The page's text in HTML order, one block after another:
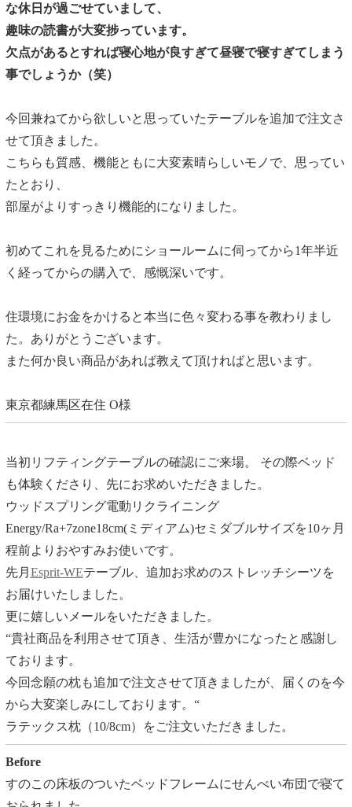
な休日が過ごせていまして、
趣味の読書が大変捗っています。
欠点があるとすれば寝心地が良すぎて昼寝で寝すぎてしまう
事でしょうか（笑）
今回兼ねてから欲しいと思っていたテーブルを追加で注文さ
せて頂きました。
こちらも質感、機能ともに大変素晴らしいモノで、思ってい
たとおり、
部屋がよりすっきり機能的になりました。
初めてこれを見るためにショールームに伺ってから1年半近
く経ってからの購入で、感慨深いです。
住環境にお金をかけると本当に色々変わる事を教わりまし
た。ありがとうございます。
また何か良い商品があれば教えて頂ければと思います。
東京都練馬区在住 O様
当初リフティングテーブルの確認にご来場。 その際ベッド
も体験くださり、先にお求めいただきました。
ウッドスプリング電動リクライニング
Energy/Ra+7zone18cm(ミディアム)セミダブルサイズを10ヶ月
程前よりおやすみお使いです。
先月 Esprit-WEテーブル、追加お求めのストレッチシーツを
お届けいたしました。
更に嬉しいメールをいただきました。
“貴社商品を利用させて頂き、生活が豊かになったと感謝し
ております。
今回念願の枕も追加で注文させて頂きましたが、届くのを今
から大変楽しみにしております。“
ラテックス枕（10/8cm）をご注文いただきました。
Before
すのこの床板のついたベッドフレームにせんべい布団で寝て